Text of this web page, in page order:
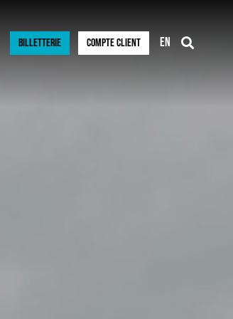
BILLETTERIE COMPTE CLIENT